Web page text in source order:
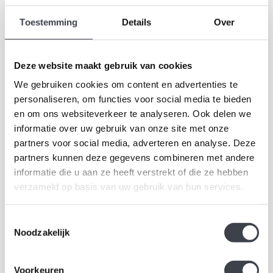
Toestemming Details Over
Deze website maakt gebruik van cookies
We gebruiken cookies om content en advertenties te
personaliseren, om functies voor social media te bieden
en om ons websiteverkeer te analyseren. Ook delen we
informatie over uw gebruik van onze site met onze
partners voor social media, adverteren en analyse. Deze
partners kunnen deze gegevens combineren met andere
informatie die u aan ze heeft verstrekt of die ze hebben
verzameld op basis van uw gebruik van hun services.
Noodzakelijk
Voorkeuren
De collectieDaysbestaat uit zeven handgeblazen kristallen vazen,
geïnspireerd op het ritme van de week. Iedere dag heeft een eigen
karakter en een subtiele kleur, terwijl de vorm bewust rustig en
tijdloos is gehouden. Zo ontstaat een serie kristallen vazen die
samen één harmonieus geheel vormen.
enkel exemplaar volledig identiek. Kleine variaties in kleur en
eigen uitstraling. Wie op zoek is naar een design vaas met een